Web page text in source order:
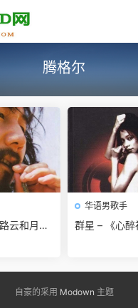
腾格尔
云和月》
华语男歌手
群星 – 《心醉
自豪的采用 Modown 主题